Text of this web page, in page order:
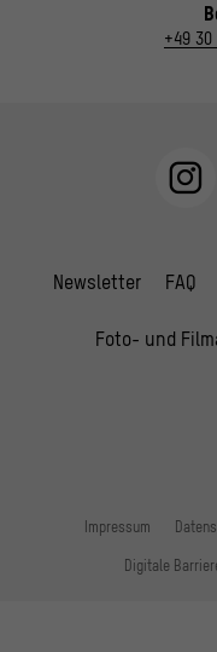
+49 30
Newsletter FAQ
Foto- und
Impressum
Digitale